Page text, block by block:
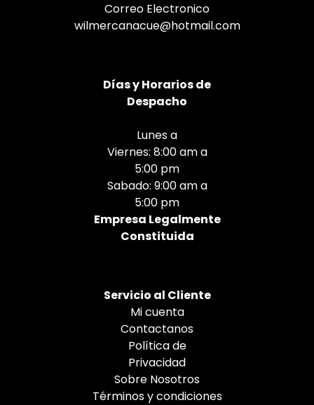
Correo Electronico
wilmercanacue@hotmail.com
Díasy Horarios de
Despacho
Lunes a
Viernes: 8:00 am a
5:00 pm
Sabado: 9:00 am a
5:00 pm
Empresa Legalmente
Constituida
Servicio al Cliente
Mi cuenta
Contactanos
Política de
Privacidad
Sobre Nosotros
Términos y condiciones